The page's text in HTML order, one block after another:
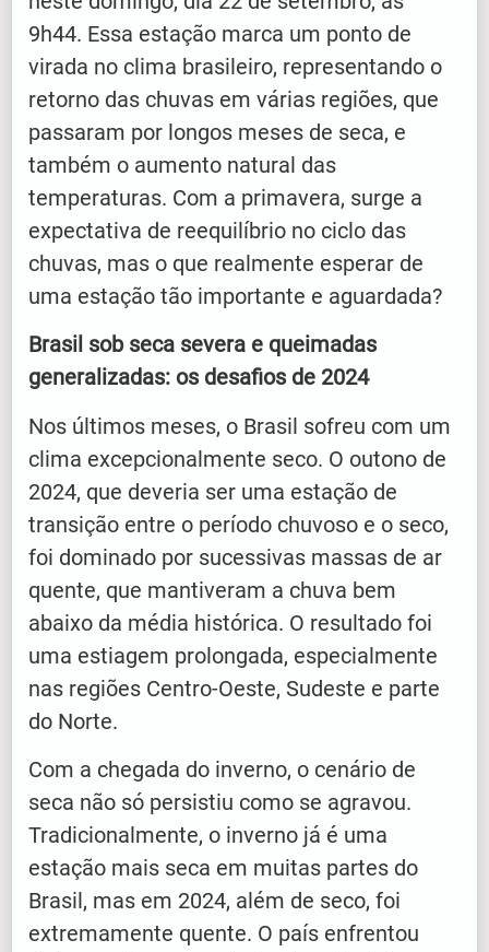
9h44. Essa estação marca um ponto de
virada no clima brasileiro, representando o
retorno das chuvas em várias regiões, que
passaram por longos meses de seca, e
também o aumento natural das
temperaturas. Com a primavera, surge a
expectativa de reequilíbrio no ciclo das
chuvas, mas o que realmente esperar de
uma estação tão importante e aguardada?
Brasil sob seca severa e queimadas
generalizadas: os desafios de 2024
Nos últimos meses, o Brasil sofreu com um
clima excepcionalmente seco. O outono de
2024, que deveria ser uma estação de
transição entre o período chuvoso e o seco,
foi dominado por sucessivas massas de ar
quente, que mantiveram a chuva bem
abaixo da média histórica. O resultado foi
uma estiagem prolongada, especialmente
nas regiões Centro-Oeste, Sudeste e parte
do Norte.
Com a chegada do inverno, o cenário de
seca não só persistiu como se agravou.
Tradicionalmente, o inverno já é uma
estação mais seca em muitas partes do
Brasil, mas em 2024, além de seco, foi
extremamente quente. O país enfrentou